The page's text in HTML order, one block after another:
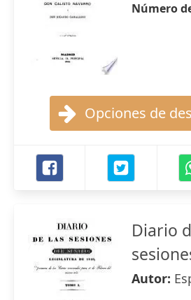
Número
Opciones de
Diario
Autor: